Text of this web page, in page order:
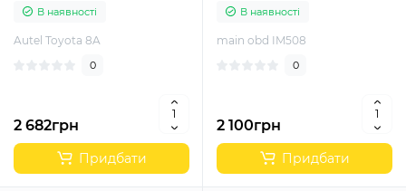
В наявності
Autel Toyota 8A
0
2 682грн
Придбати
В наявності
main obd IM508
0
2 100грн
Придбати